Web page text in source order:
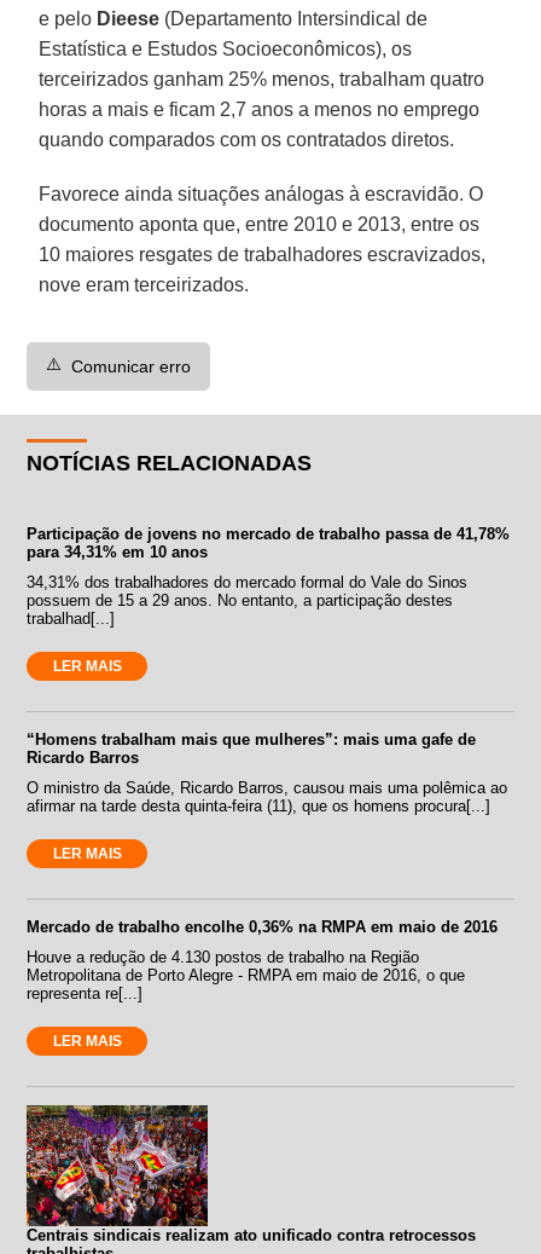
e pelo Dieese (Departamento Intersindical de
Estatística e Estudos Socioeconômicos), os
terceirizados ganham 25% menos, trabalham quatro
horas a mais e ficam 2,7 anos a menos no emprego
quando comparados com os contratados diretos.
Favorece ainda situações análogas à escravidão. O
documento aponta que, entre 2010 e 2013, entre os
10 maiores resgates de trabalhadores escravizados,
nove eram terceirizados.
⚠️ Comunicar erro
NOTÍCIAS RELACIONADAS
Participação de jovens no mercado de trabalho passa de 41,78%
para 34,31% em 10 anos
34,31% dos trabalhadores do mercado formal do Vale do Sinos
possuem de 15 a 29 anos. No entanto, a participação destes
trabalhad[...]
LER MAIS
“Homens trabalham mais que mulheres”: mais uma gafe de
Ricardo Barros
O ministro da Saúde, Ricardo Barros, causou mais uma polêmica ao
afirmar na tarde desta quinta-feira (11), que os homens procura[...]
LER MAIS
Mercado de trabalho encolhe 0,36% na RMPA em maio de 2016
Houve a redução de 4.130 postos de trabalho na Região
Metropolitana de Porto Alegre - RMPA em maio de 2016, o que
representa re[...]
LER MAIS
Centrais sindicais realizam ato unificado contra retrocessos